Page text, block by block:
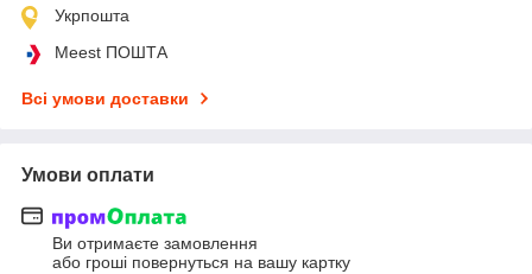
Укрпошта
Meest ПОШТА
Всі умови доставки
Умови оплати
Ви отримаєте замовлення
або гроші повернуться на вашу картку